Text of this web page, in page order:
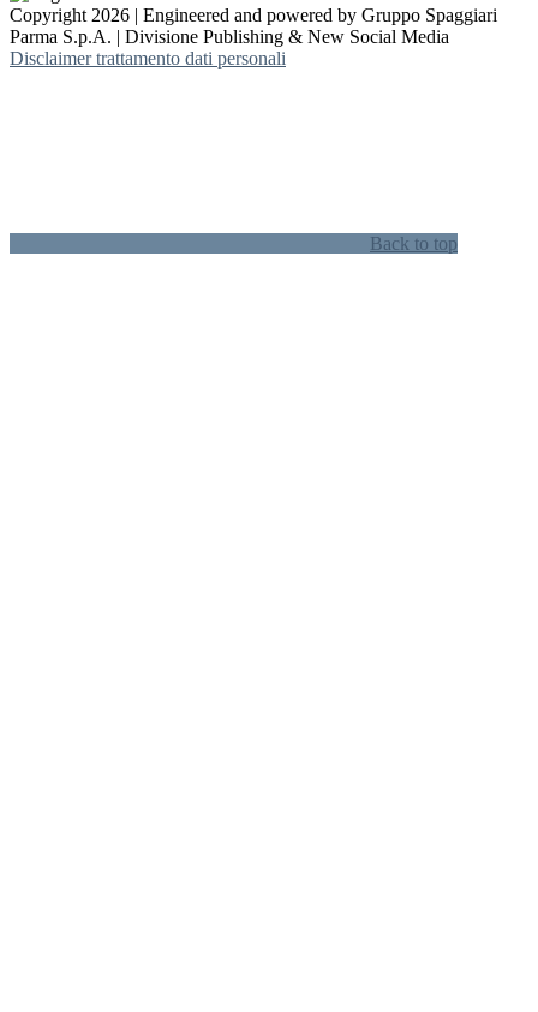
Copyright 2026 | Engineered and powered by Gruppo Spaggiari
Parma S.p.A. | Divisione Publishing & New Social Media
Disclaimer trattamento dati personali
Back to top